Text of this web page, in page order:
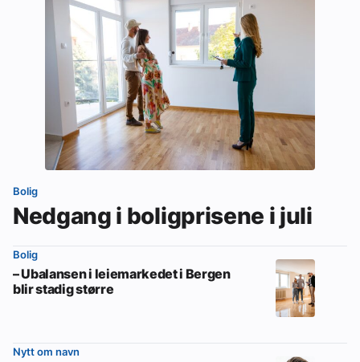
Bolig
Nedgang i boligprisene i juli
Bolig
– Ubalansen i leiemarkedet i Bergen
blir stadig større
Nytt om navn